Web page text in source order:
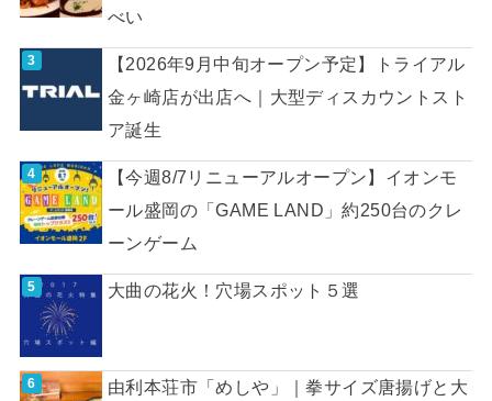
べい
【2026年9月中旬オープン予定】トライアル
金ヶ崎店が出店へ｜大型ディスカウントスト
ア誕生
【今週8/7リニューアルオープン】イオンモ
ール盛岡の「GAME LAND」約250台のクレ
ーンゲーム
大曲の花火！穴場スポット５選
由利本荘市「めしや」｜拳サイズ唐揚げと大